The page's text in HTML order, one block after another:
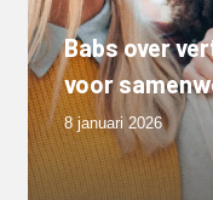
Babs over
voor
8 januari 2026